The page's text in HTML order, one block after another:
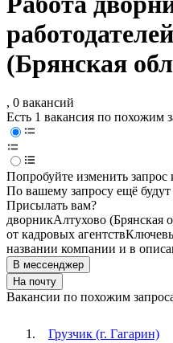
(Брянская
, 0 вакансий
Есть 1 вакансия по похожим
Попробуйте изменить
По вашему запросу ещё
Присылать вам?
дворникАлтухово (Брянская
от кадровых агентств
названии компании и в
В мессенджер
На почту
Вакансии по похожим
Грузчик (г. Гагарин)